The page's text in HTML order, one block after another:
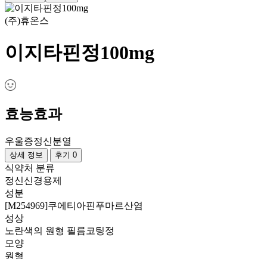
(주)휴온스
이지타핀정100mg
효능효과
우울증정신분열
상세 정보 후기 0
식약처 분류
정신신경용제
성분
[M254969]쿠에티아핀푸마르산염
성상
노란색의 원형 필름코팅정
모양
원형